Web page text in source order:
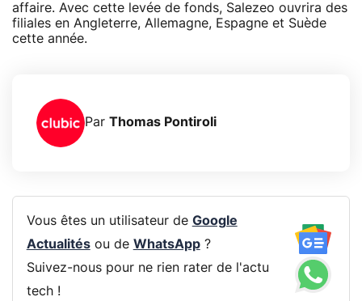
affaire. Avec cette levée de fonds, Salezeo ouvrira des
filiales en Angleterre, Allemagne, Espagne et Suède
cette année.
Par Thomas Pontiroli
Vous êtes un utilisateur de Google
Actualitésou de WhatsApp?
Suivez-nous pour ne rien rater de l'actu
tech !